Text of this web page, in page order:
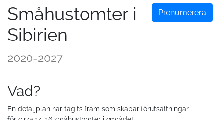
Småhustomter i
Sibirien
2020-2027
Prenumerera
Vad?
En detaljplan har tagits fram som skapar förutsättningar